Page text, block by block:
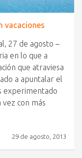
vacaciones
27 de agosto –
en lo que a
que atraviesa
a apuntalar el
experimentado
vez con más
29 de agosto, 2013